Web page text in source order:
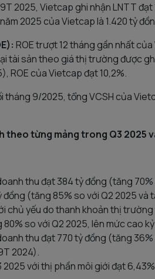
2025, Vietcap ghi nhận LNTT đạt
2025 của Vietcap là 1.420 tỷ
ROE trượt 12 tháng gần nhất
tài sản theo giá thị trường được
ROE của Vietcap đạt 10,2%.
tháng 9/2025, tổng VCSH của
theo từng mảng trong Q3 2025
thu đạt 384 tỷ đồng (tăng
(tăng 85% so với Q2 2025 và
chủ yếu do thanh khoản thị
so với Q2 2025, lên mức cao
thu đạt 770 tỷ đồng (tăng
2024).
với thị phần môi giới đạt